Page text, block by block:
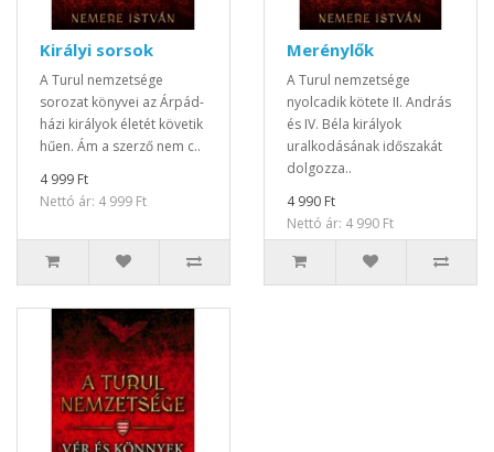
Királyi sorsok
A Turul nemzetsége
sorozat könyvei az Árpád-
házi királyok életét követik
hűen. Ám a szerző nem c..
4 999 Ft
Nettó ár: 4 999 Ft
Merénylők
A Turul nemzetsége
nyolcadik kötete II. András
és IV. Béla királyok
uralkodásának időszakát
dolgozza..
4 990 Ft
Nettó ár: 4 990 Ft